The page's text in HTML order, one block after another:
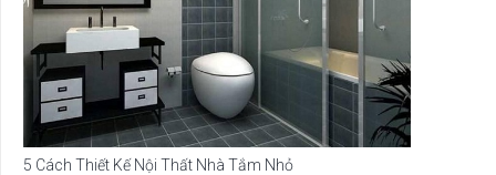
5 Cách Thiết Kế Nội Thất Nhà Tắm Nhỏ